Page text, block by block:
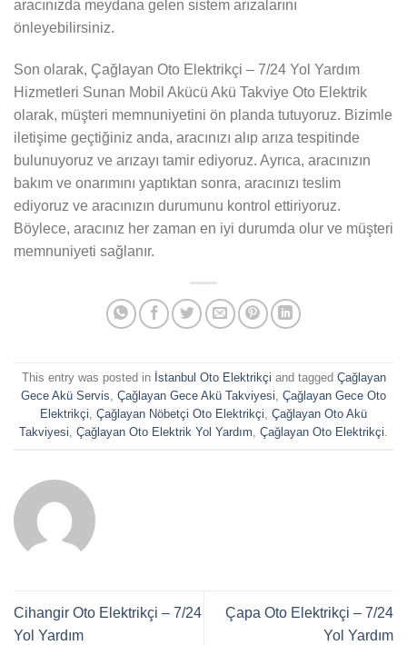
aracınızda meydana gelen sistem arızalarını
önleyebilirsiniz.
Son olarak, Çağlayan Oto Elektrikçi – 7/24 Yol Yardım
Hizmetleri Sunan Mobil Akücü Akü Takviye Oto Elektrik
olarak, müşteri memnuniyetini ön planda tutuyoruz. Bizimle
iletişime geçtiğiniz anda, aracınızı alıp arıza tespitinde
bulunuyoruz ve arızayı tamir ediyoruz. Ayrıca, aracınızın
bakım ve onarımını yaptıktan sonra, aracınızı teslim
ediyoruz ve aracınızın durumunu kontrol ettiriyoruz.
Böylece, aracınız her zaman en iyi durumda olur ve müşteri
memnuniyeti sağlanır.
This entry was posted in İstanbul Oto Elektrikçi and tagged Çağlayan
Gece Akü Servis, Çağlayan Gece Akü Takviyesi, Çağlayan Gece Oto
Elektrikçi, Çağlayan Nöbetçi Oto Elektrikçi, Çağlayan Oto Akü
Takviyesi, Çağlayan Oto Elektrik Yol Yardım, Çağlayan Oto Elektrikçi.
Cihangir Oto Elektrikçi – 7/24
Yol Yardım
Çapa Oto Elektrikçi – 7/24
Yol Yardım